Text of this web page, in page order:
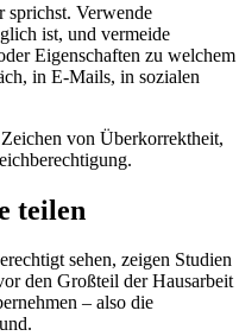
sprichst. Verwende
ist, und vermeide
Eigenschaften zu welchem
in E-Mails, in sozialen
von Überkorrektheit,
teilen
sehen, zeigen Studien
den Großteil der Hausarbeit
– also die